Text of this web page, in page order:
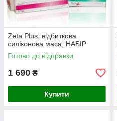
Zeta Plus, відбиткова
силіконова маса, НАБІР
Готово до відправки
1 690 ₴
Купити